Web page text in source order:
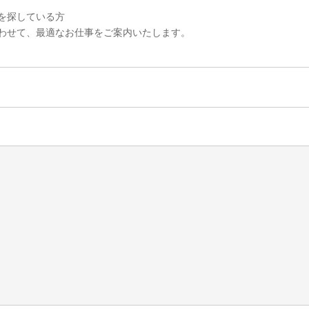
探している方
せて、最適なお仕事をご案内いたします。